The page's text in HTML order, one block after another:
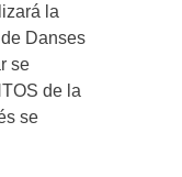
la
Danses
se
de la
se